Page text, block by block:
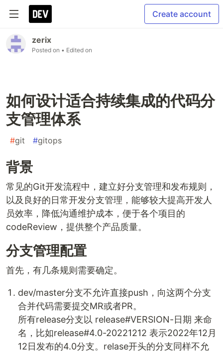
Create account
zerix
Posted on • Edited on
如何设计适合持续集成的代码分
支管理体系
#git #gitops
背景
常见的Git开发流程中，建立好分支管理和发布规则，
以及良好的日常开发分支管理，能够较大提高开发人
员效率，降低沟通维护成本，便于各个项目的
codeReview，提供整个产品质量。
分支管理配置
首先，有几条规则需要确定。
dev/master分支不允许直接push，向这两个分支
合并代码需要提交MR或者PR。
所有release分支以 release#VERSION-日期 来命
名，比如release#4.0-20221212 表示2022年12月
12日发布的4.0分支。relase开头的分支同样不允